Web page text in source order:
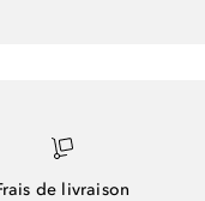
de livraison